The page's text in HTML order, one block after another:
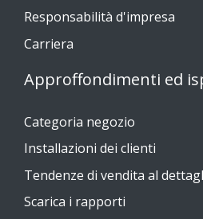
Responsabilità d'impresa
Carriera
Approffondimenti ed
Categoria negozio
Installazioni dei clienti
Tendenze di vendita al
Scarica i rapporti